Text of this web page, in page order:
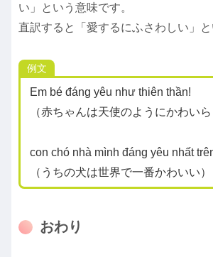
い」という意味です。
直訳すると「愛するにふさわしい」と
例文
Em bé đáng yêu như thiên thần!
（赤ちゃんは天使のようにかわいら
con chó nhà mình đáng yêu nhất
（うちの犬は世界で一番かわいい）
おわり